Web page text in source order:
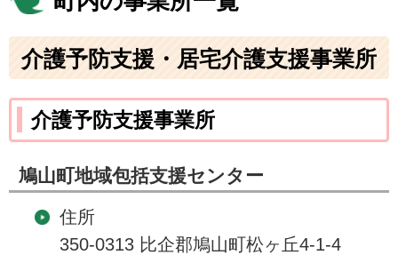
介護予防支援・居宅介護支援事業所
介護予防支援事業所
鳩山町地域包括支援センター
住所
350-0313 比企郡鳩山町松ヶ丘4-1-4